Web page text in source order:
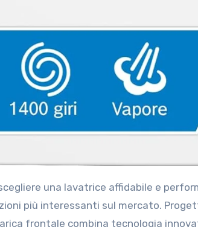
una lavatrice affidabile e
più interessanti sul mercato.
frontale combina tecnologia